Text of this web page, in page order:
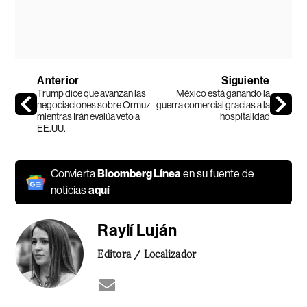
Anterior
Trump dice que avanzan las
negociaciones sobre Ormuz
mientras Irán evalúa veto a
EE.UU.
Siguiente
México está ganando la
guerra comercial gracias a la
hospitalidad
ConviertaBloomberg Líneaen su fuente de
noticiasaquí
Raylí Luján
Editora / Localizador